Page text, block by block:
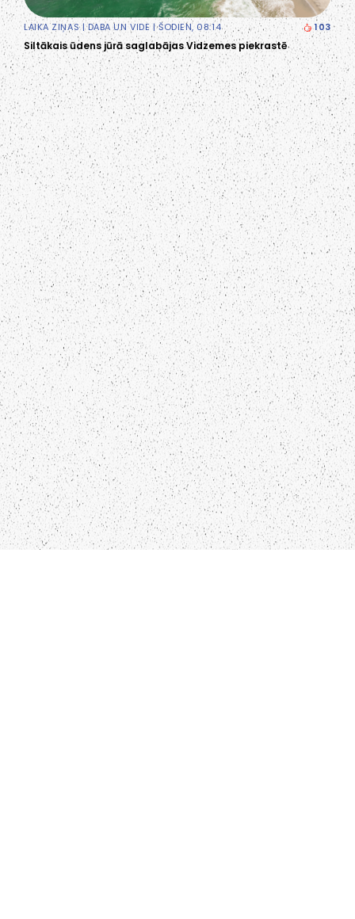
LAIKA ZIŅAS|DABA UN VIDE | ŠODIEN, 08:14 103
Siltākais ūdens jūrā saglabājas Vidzemes piekrastē